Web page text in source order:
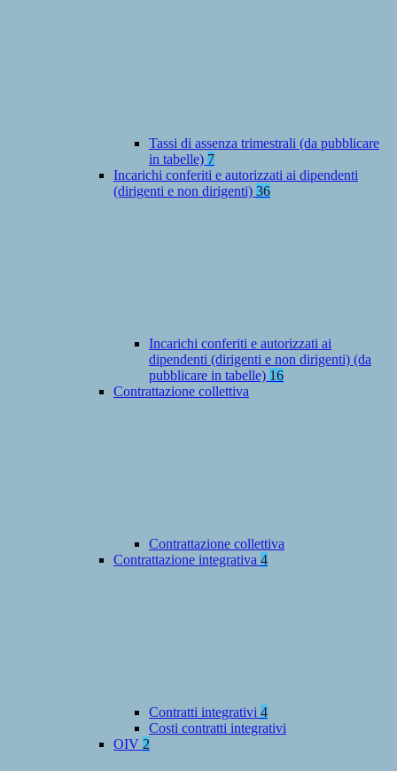
Tassi di assenza trimestrali (da pubblicare
in tabelle) 7
Incarichi conferiti e autorizzati ai dipendenti
(dirigenti e non dirigenti) 36
Incarichi conferiti e autorizzati ai
dipendenti (dirigenti e non dirigenti) (da
pubblicare in tabelle) 16
Contrattazione collettiva
Contrattazione collettiva
Contrattazione integrativa 4
Contratti integrativi 4
Costi contratti integrativi
OIV 2